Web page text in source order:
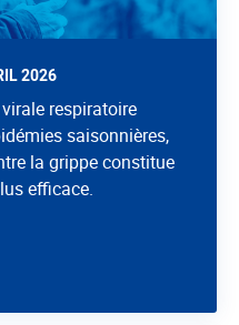
2026
respiratoire
saisonnières,
la grippe constitue
efficace.